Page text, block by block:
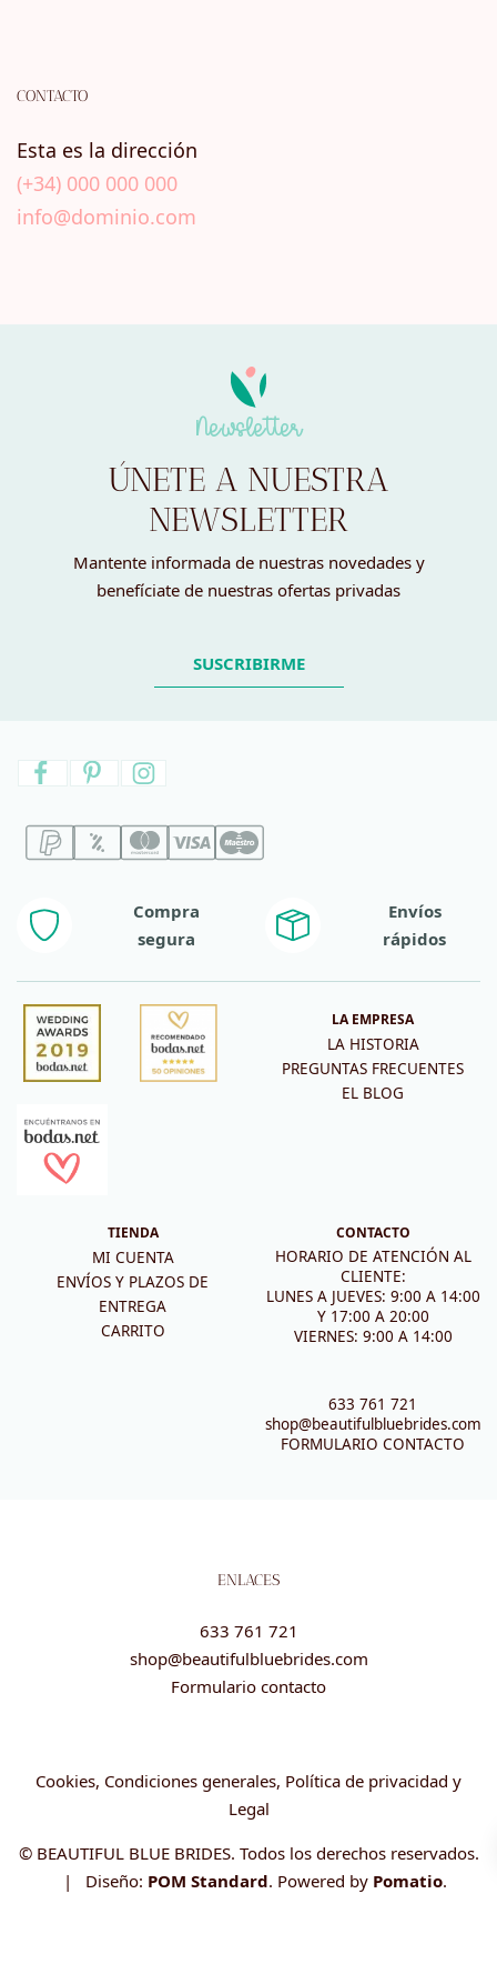
CONTACTO
Esta es la dirección
(+34) 000 000 000
info@dominio.com
Newsletter
ÚNETE A NUESTRA
NEWSLETTER
Mantente informada de nuestras novedades y
benefíciate de nuestras ofertas privadas
SUSCRIBIRME
Compra
segura
Envíos
rápidos
LA EMPRESA
LA HISTORIA
PREGUNTAS FRECUENTES
EL BLOG
TIENDA
MI CUENTA
ENVÍOS Y PLAZOS DE
ENTREGA
CARRITO
CONTACTO
HORARIO DE ATENCIÓN AL
CLIENTE:
LUNES A JUEVES: 9:00 A 14:00
Y 17:00 A 20:00
VIERNES: 9:00 A 14:00
633 761 721
shop@beautifulbluebrides.com
FORMULARIO CONTACTO
ENLACES
633 761 721
shop@beautifulbluebrides.com
Formulario contacto
Cookies, Condiciones generales, Política de privacidad y
Legal
© BEAUTIFUL BLUE BRIDES. Todos los derechos reservados.
| Diseño: POM Standard. Powered by Pomatio.